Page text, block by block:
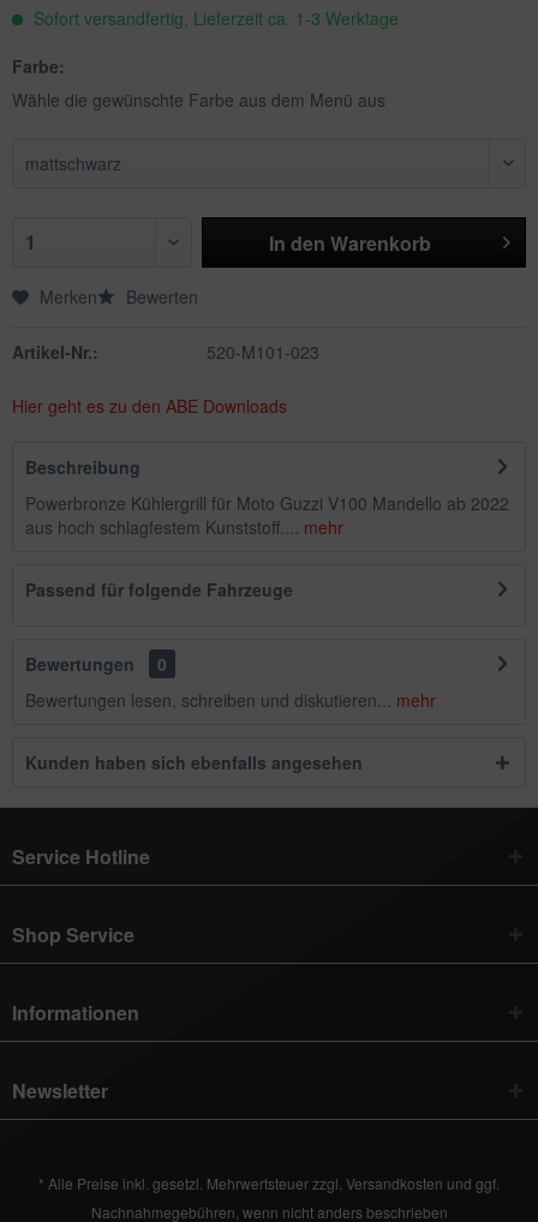
Sofort versandfertig, Lieferzeit ca. 1-3 Werktage
Farbe:
Wähle die gewünschte Farbe aus dem Menü aus
In den Warenkorb
Merken Bewerten
Artikel-Nr.: 520-M101-023
Hier geht es zu den ABE Downloads
Beschreibung
Powerbronze Kühlergrill für Moto Guzzi V100 Mandello ab 2022
aus hoch schlagfestem Kunststoff.... mehr
Passend für folgende Fahrzeuge
Bewertungen
0
Bewertungen lesen, schreiben und diskutieren... mehr
Kunden haben sich ebenfalls angesehen
Service Hotline
Shop Service
Informationen
Newsletter
* Alle Preise inkl. gesetzl. Mehrwertsteuer zzgl. Versandkosten und ggf.
Nachnahmegebühren, wenn nicht anders beschrieben